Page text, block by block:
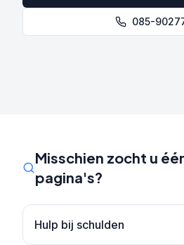
085-
Misschien zocht u
pagina's?
Hulp bij schulden